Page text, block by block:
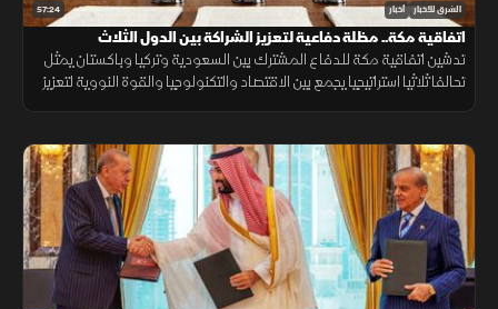
57:24 الشرق للأخبار أخبار
اتفاقية مكة.. مظلة دفاعية لتعزيز الشراكة بين الدول الثلاث
تدشين اتفاقية مكة للدفاع المشترك بين السعودية وتركيا وباكستان يمثل
تحالفا ثلاثيا استراتيجيا يجمع بين الاقتصاد والتكنولوجيا والقوة النووية لتعزيز